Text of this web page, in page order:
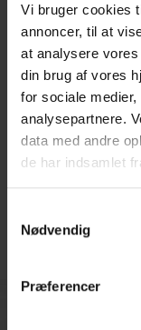
Vi bruger cookies
annoncer, til at
at analysere
din brug af vores
for sociale
analysepartnere.
data med andre
de har indsamlet
Nødvendig
Præferencer
Wasabiconcept
Wasabi WA-SINDI 1
vest W10590 Black
249,98 kr499,95 kr
S XL